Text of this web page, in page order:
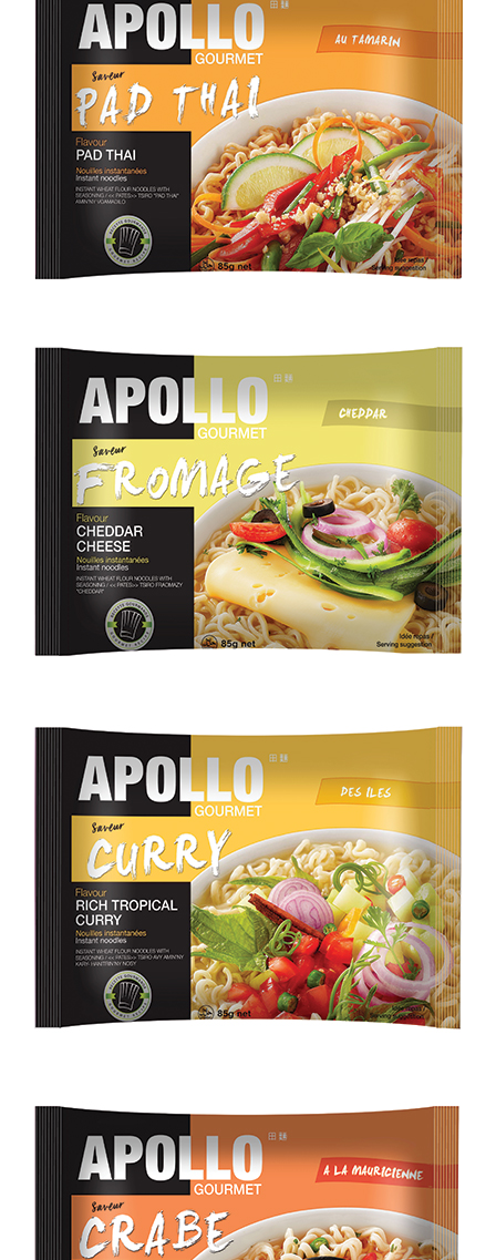
PAD THAI
En savoir plus
FROMAGE
En savoir plus
CURRY DES ILES
En savoir plus
En savoir plus